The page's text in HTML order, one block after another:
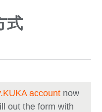
式
account now
out the form with